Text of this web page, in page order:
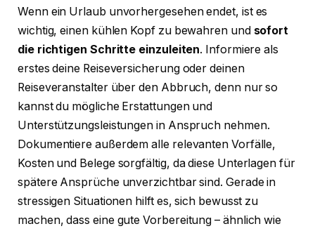
Wenn ein Urlaub unvorhergesehen endet, ist es
wichtig, einen kühlen Kopf zu bewahren und sofort
die richtigen Schritte einzuleiten. Informiere als
erstes deine Reiseversicherung oder deinen
Reiseveranstalter über den Abbruch, denn nur so
kannst du mögliche Erstattungen und
Unterstützungsleistungen in Anspruch nehmen.
Dokumentiere außerdem alle relevanten Vorfälle,
Kosten und Belege sorgfältig, da diese Unterlagen für
spätere Ansprüche unverzichtbar sind. Gerade in
stressigen Situationen hilft es, sich bewusst zu
machen, dass eine gute Vorbereitung – ähnlich wie